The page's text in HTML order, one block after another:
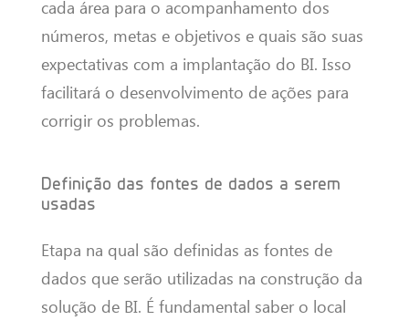
cada área para o acompanhamento dos
números, metas e objetivos e quais são suas
expectativas com a implantação do BI. Isso
facilitará o desenvolvimento de ações para
corrigir os problemas.
Definição das fontes de dados a serem
usadas
Etapa na qual são definidas as fontes de
dados que serão utilizadas na construção da
solução de BI. É fundamental saber o local